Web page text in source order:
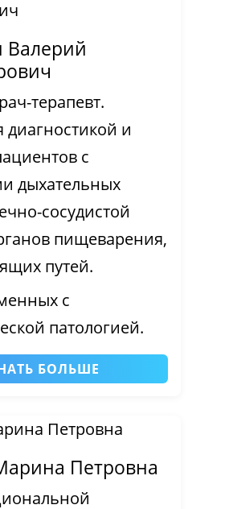
терапевт.
диагностикой и
с
дыхательных
сосудистой
пищеварения,
путей.
с
патологией.
БОЛЬШЕ
Петровна